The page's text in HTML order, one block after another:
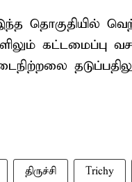
தொகுதியில்
கட்டமைப்பு
திருச்சி Trichy